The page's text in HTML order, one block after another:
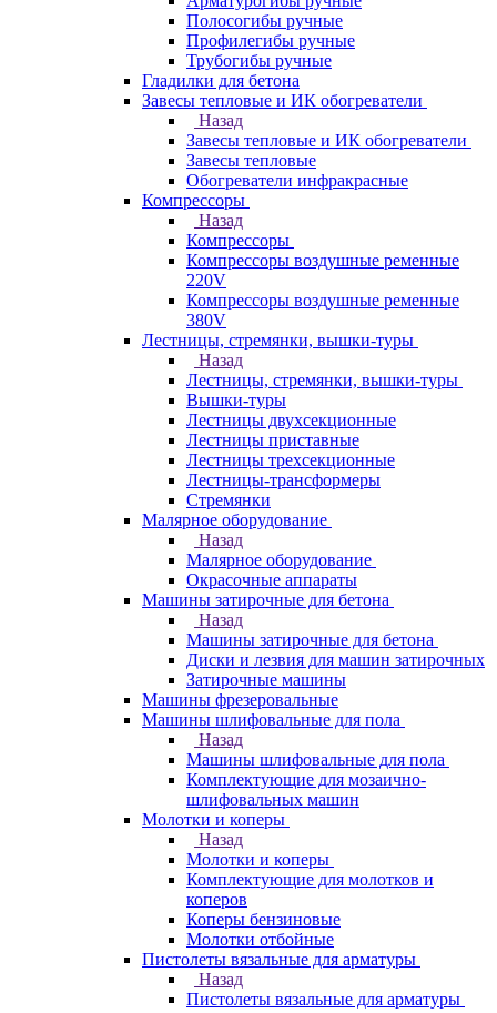
Полосогибы ручные
Профилегибы ручные
Трубогибы ручные
Гладилки для бетона
Завесы тепловые и ИК обогреватели
Назад
Завесы тепловые и ИК обогреватели
Завесы тепловые
Обогреватели инфракрасные
Компрессоры
Назад
Компрессоры
Компрессоры воздушные ременные
220V
Компрессоры воздушные ременные
380V
Лестницы, стремянки, вышки-туры
Назад
Лестницы, стремянки, вышки-туры
Вышки-туры
Лестницы двухсекционные
Лестницы приставные
Лестницы трехсекционные
Лестницы-трансформеры
Стремянки
Малярное оборудование
Назад
Малярное оборудование
Окрасочные аппараты
Машины затирочные для бетона
Назад
Машины затирочные для бетона
Диски и лезвия для машин затирочных
Затирочные машины
Машины фрезеровальные
Машины шлифовальные для пола
Назад
Машины шлифовальные для пола
Комплектующие для мозаично-
шлифовальных машин
Молотки и коперы
Назад
Молотки и коперы
Комплектующие для молотков и
коперов
Коперы бензиновые
Молотки отбойные
Пистолеты вязальные для арматуры
Назад
Пистолеты вязальные для арматуры